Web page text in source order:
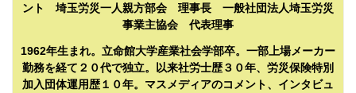
ント 埼玉労災一人親方部会 理事長 一般社団法人埼玉労災
事業主協会 代表理事
1962年生まれ。立命館大学産業社会学部卒。一部上場メーカー
勤務を経て２０代で独立。以来社労士歴３０年、労災保険特別
加入団体運用歴１０年。マスメディアのコメント、インタビュ